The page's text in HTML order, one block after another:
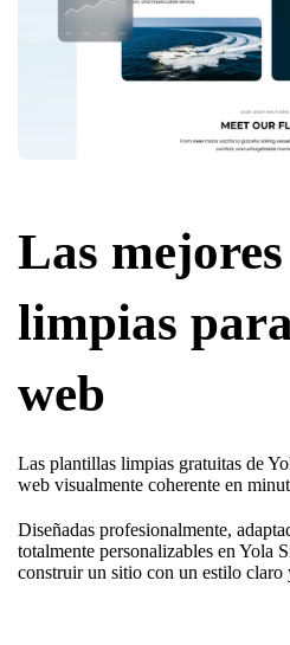
Las
limpias
web
Las plantillas limpias gratuitas de
web visualmente coherente en
Diseñadas profesionalmente,
totalmente personalizables en Yola
construir un sitio con un estilo claro